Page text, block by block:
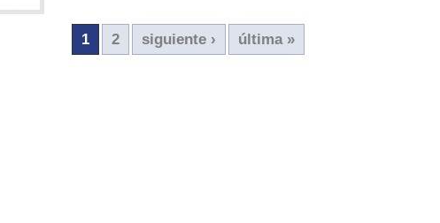
1 2 siguiente › última »